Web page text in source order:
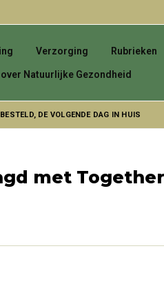
Verzorging Rubrieken
Natuurlijke Gezondheid
DE VOLGENDE DAG IN HUIS
met